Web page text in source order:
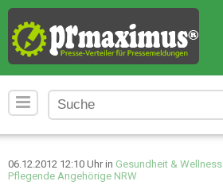
06.12.2012 12:10 Uhr in Gesundheit & Wellness
Pflegende Angehörige NRW